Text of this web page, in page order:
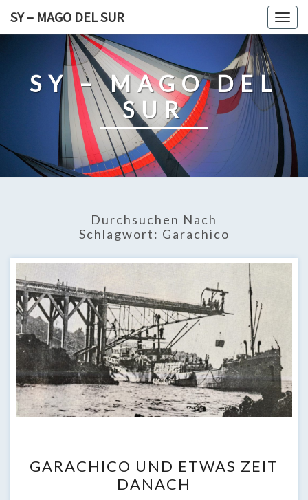
SY – MAGO DEL SUR
SY – MAGO DEL
SUR
Durchsuchen Nach
Schlagwort: Garachico
UND
ETWAS
GARACHICO UND ETWAS ZEIT
DANACH